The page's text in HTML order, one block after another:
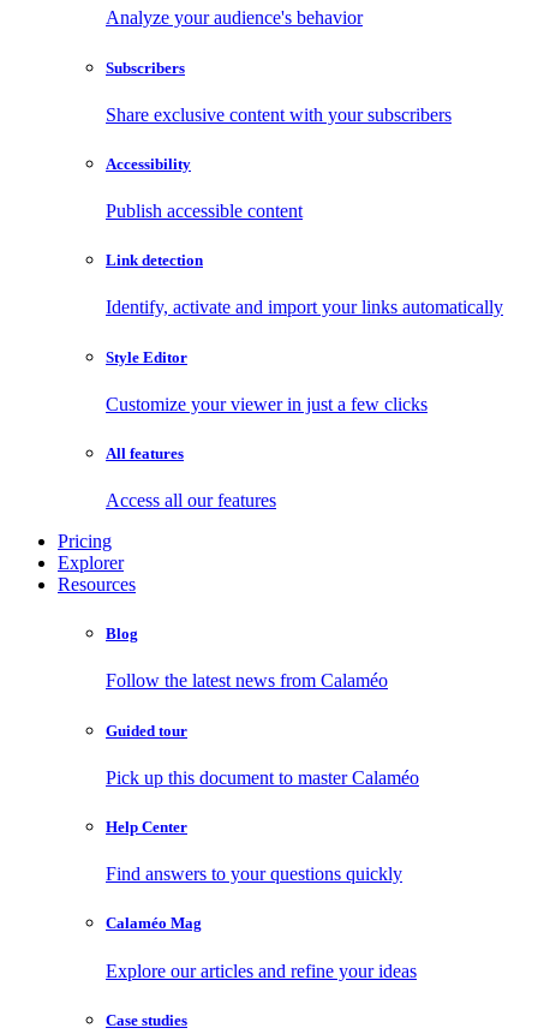
Analyze your audience's behavior
Subscribers
Share exclusive content with your subscribers
Accessibility
Publish accessible content
Link detection
Identify, activate and import your links automatically
Style Editor
Customize your viewer in just a few clicks
All features
Access all our features
Pricing
Explorer
Resources
Blog
Follow the latest news from Calaméo
Guided tour
Pick up this document to master Calaméo
Help Center
Find answers to your questions quickly
Calaméo Mag
Explore our articles and refine your ideas
Case studies